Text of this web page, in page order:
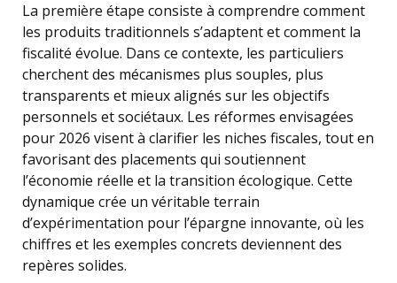
La première étape consiste à comprendre comment
les produits traditionnels s’adaptent et comment la
fiscalité évolue. Dans ce contexte, les particuliers
cherchent des mécanismes plus souples, plus
transparents et mieux alignés sur les objectifs
personnels et sociétaux. Les réformes envisagées
pour 2026 visent à clarifier les niches fiscales, tout en
favorisant des placements qui soutiennent
l’économie réelle et la transition écologique. Cette
dynamique crée un véritable terrain
d’expérimentation pour l’épargne innovante, où les
chiffres et les exemples concrets deviennent des
repères solides.